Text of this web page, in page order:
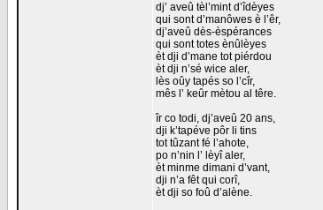
dj’ aveû tèl’mint d’îdèyes
qui sont d’manôwes è l’êr,
dj’aveû dès-èspérances
qui sont totes ènûlèyes
èt dji d’mane tot piérdou
èt dji n’sé wice aler,
lès oûy tapés so l’cîr,
mês l’ keûr mètou al têre.
îr co todi, dj’aveû 20 ans,
dji k’tapéve pôr li tins
tot tûzant fé l’ahote,
po n’nin l’ lèyî aler,
èt minme dimani d’vant,
dji n’a fêt qui corî,
èt dji so foû d’alène.